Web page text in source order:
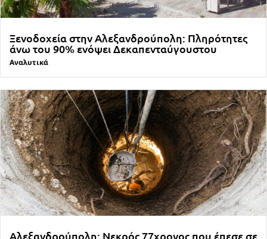
Ξενοδοχεία στην Αλεξανδρούπολη: Πληρότητες
άνω του 90% ενόψει Δεκαπενταύγουστου
Αναλυτικά
Αλεξανδρούπολη: Νεκρός 77χρονος που έπεσε σε